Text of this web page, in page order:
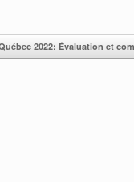
2022: Évaluation et